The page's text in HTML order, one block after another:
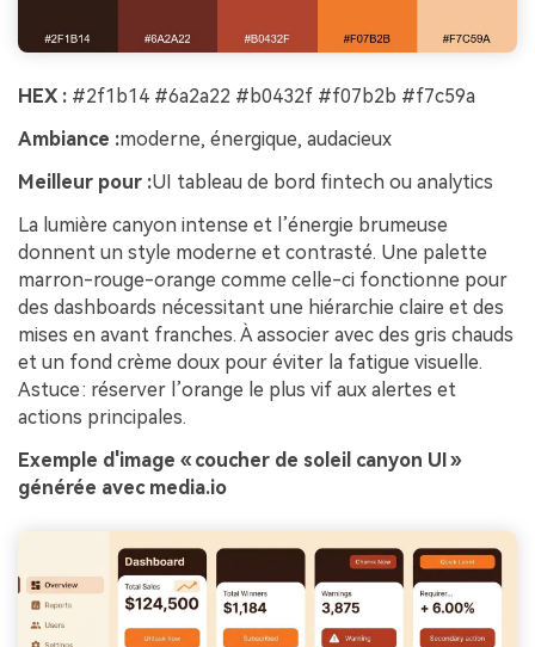
HEX : #2f1b14 #6a2a22 #b0432f #f07b2b #f7c59a
Ambiance :moderne, énergique, audacieux
Meilleur pour :UI tableau de bord fintech ou analytics
La lumière canyon intense et l’énergie brumeuse
donnent un style moderne et contrasté. Une palette
marron-rouge-orange comme celle-ci fonctionne pour
des dashboards nécessitant une hiérarchie claire et des
mises en avant franches. À associer avec des gris chauds
et un fond crème doux pour éviter la fatigue visuelle.
Astuce : réserver l’orange le plus vif aux alertes et
actions principales.
Exemple d'image « coucher de soleil canyon UI »
générée avec media.io